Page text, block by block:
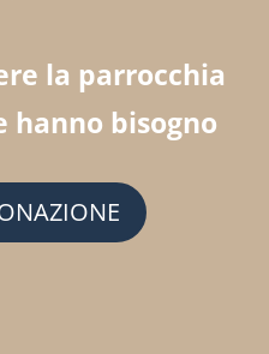
la parrocchia
hanno bisogno